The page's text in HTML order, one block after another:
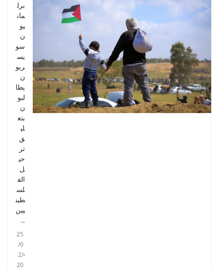
برل
مان
يو
ن
سو
يس
ريو
ن
يطا
لبو
ن
بتع
لي
ق
تر
حي
ل
الف
لس
طين
يين
..
25
/0
2/
20